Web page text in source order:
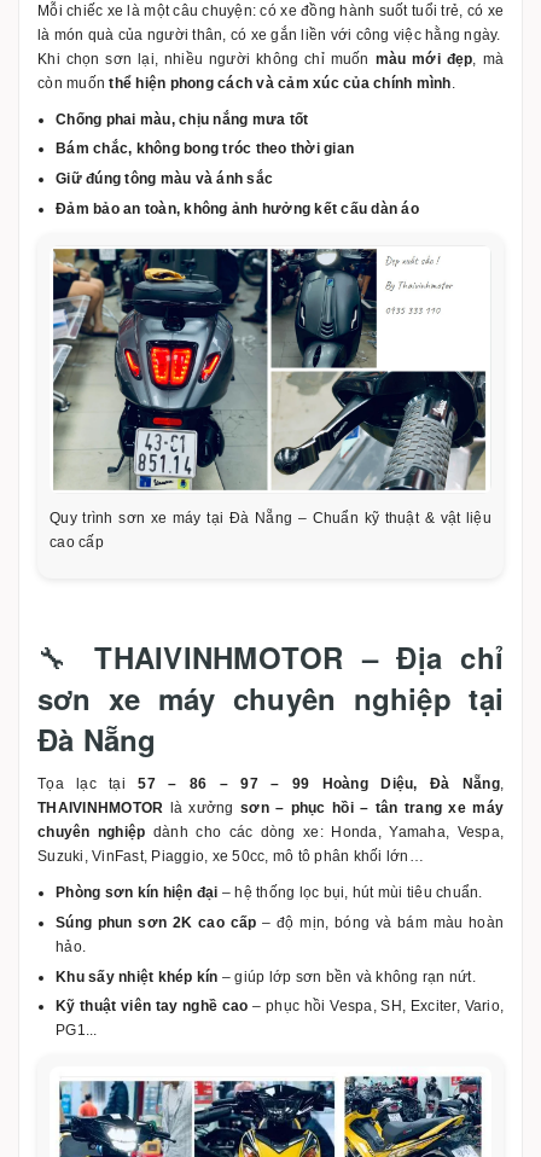
Mỗi chiếc xe là một câu chuyện: có xe đồng hành suốt tuổi trẻ, có xe
là món quà của người thân, có xe gắn liền với công việc hằng ngày.
Khi chọn sơn lại, nhiều người không chỉ muốn màu mới đẹp , mà
còn muốnthể hiện phong cách và cảm xúc của chính mình
Chống phai màu, chịu nắng mưa tốt
Bám chắc, không bong tróc theo thời gian
Giữ đúng tông màu và ánh sắc
Đảm bảo an toàn, không ảnh hưởng kết cấu dàn áo
Quy trình sơn xe máy tại Đà Nẵng – Chuẩn kỹ thuật & vật liệu
cao cấp
🔧THAIVINHMOTOR – Địa chỉ
sơn xe máy chuyên nghiệp tại
Đà Nẵng
Tọa lạc tại57 – 86 – 97 – 99 Hoàng Diệu, Đà Nẵng,
THAIVINHMOTOR là xưởngsơn – phục hồi – tân trang xe máy
chuyên nghiệp dành cho các dòng xe: Honda, Yamaha, Vespa,
Suzuki, VinFast, Piaggio, xe 50cc, mô tô phân khối lớn…
Phòng sơn kín hiện đại – hệ thống lọc bụi, hút mùi tiêu chuẩn.
Súng phun sơn 2K cao cấp – độ mịn, bóng và bám màu hoàn
hảo.
Khu sấy nhiệt khép kín – giúp lớp sơn bền và không rạn nứt.
Kỹ thuật viên tay nghề cao – phục hồi Vespa, SH, Exciter, Vario,
PG1...